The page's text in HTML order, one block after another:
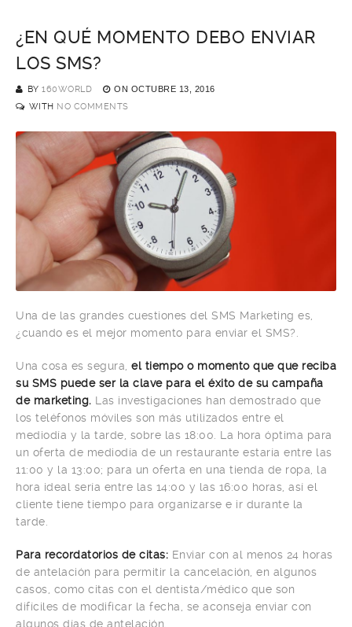
¿EN QUÉ MOMENTO DEBO ENVIAR
LOS SMS?
BY 160WORLD ON OCTUBRE 13, 2016
WITH NO COMMENTS
Una de las grandes cuestiones del SMS Marketing es,
¿cuando es el mejor momento para enviar el SMS?.
Una cosa es segura, el tiempo o momento que que reciba
su SMS puede ser la clave para el éxito de su campaña
de marketing. Las investigaciones han demostrado que
los teléfonos móviles son más utilizados entre el
mediodía y la tarde, sobre las 18:00. La hora óptima para
un oferta de mediodía de un restaurante estaría entre las
11:00 y la 13:00; para un oferta en una tienda de ropa, la
hora ideal sería entre las 14:00 y las 16:00 horas, así el
cliente tiene tiempo para organizarse e ir durante la
tarde.
Para recordatorios de citas: Enviar con al menos 24 horas
de antelación para permitir la cancelación, en algunos
casos, como citas con el dentista/médico que son
difíciles de modificar la fecha, se aconseja enviar con
algunos días de antelación.